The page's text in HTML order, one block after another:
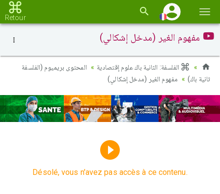
la
Retour
مفهوم الغير (مدخل إشكالي)
الفلسفة: الثانية باك علوم إقتصادية
المحتوى بريميوم (الفلسفة
ثانية باك)
مفهوم الغير (مدخل إشكالي)
Désolé, vous n'avez pas accès à ce contenu.